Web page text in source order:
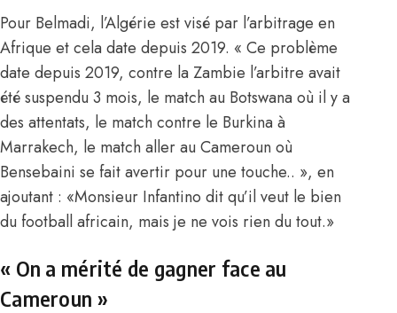
Pour Belmadi, l’Algérie est visé par l’arbitrage en
Afrique et cela date depuis 2019. « Ce problème
date depuis 2019, contre la Zambie l’arbitre avait
été suspendu 3 mois, le match au Botswana où il y a
des attentats, le match contre le Burkina à
Marrakech, le match aller au Cameroun où
Bensebaini se fait avertir pour une touche.. », en
ajoutant : «Monsieur Infantino dit qu’il veut le bien
du football africain, mais je ne vois rien du tout.»
« On a mérité de gagner face au
Cameroun »